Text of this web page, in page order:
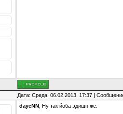
Дата: Среда, 06.02.2013, 17:37 |
dayeNN , Ну так йоба эдишн же.